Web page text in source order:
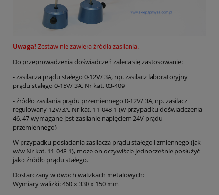
Uwaga! Zestaw nie zawiera źródła zasilania.
Do przeprowadzenia doświadczeń zaleca się zastosowanie:
- zasilacza prądu stałego 0-12V/ 3A, np. zasilacz laboratoryjny
prądu stałego 0-15V/ 3A, Nr kat. 03-409
- źródło zasilania prądu przemiennego 0-12V/ 3A, np. zasilacz
regulowany 12V/3A, Nr kat. 11-048-1 (w przypadku doświadczenia
46, 47 wymagane jest zasilanie napięciem 24V prądu
przemiennego)
W przypadku posiadania zasilacza prądu stałego i zmiennego (jak
w/w Nr kat. 11-048-1), może on oczywiście jednocześnie posłużyć
jako źródło prądu stałego.
Dostarczany w dwóch walizkach metalowych:
Wymiary walizki: 460 x 330 x 150 mm